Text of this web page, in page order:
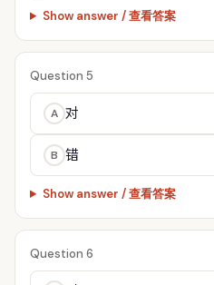
Show answer / 查看答案
Question 5
A 对
B 错
Show answer / 查看答案
Question 6